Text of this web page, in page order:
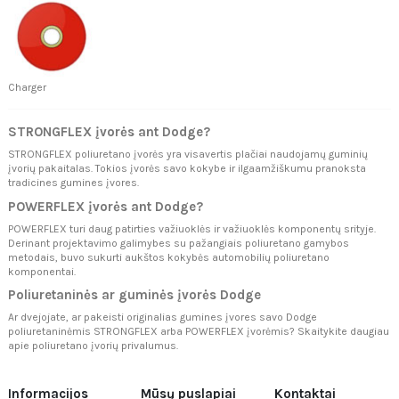
Charger
STRONGFLEX įvorės ant Dodge?
STRONGFLEX poliuretano įvorės yra visavertis plačiai naudojamų guminių
įvorių pakaitalas. Tokios įvorės savo kokybe ir ilgaamžiškumu pranoksta
tradicines gumines įvores.
POWERFLEX įvorės ant Dodge?
POWERFLEX turi daug patirties važiuoklės ir važiuoklės komponentų srityje.
Derinant projektavimo galimybes su pažangiais poliuretano gamybos
metodais, buvo sukurti aukštos kokybės automobilių poliuretano
komponentai.
Poliuretaninės ar guminės įvorės Dodge
Ar dvejojate, ar pakeisti originalias gumines įvores savo Dodge
poliuretaninėmis STRONGFLEX arba POWERFLEX įvorėmis? Skaitykite daugiau
apie poliuretano įvorių privalumus.
Informacijos Mūsų puslapiai Kontaktai